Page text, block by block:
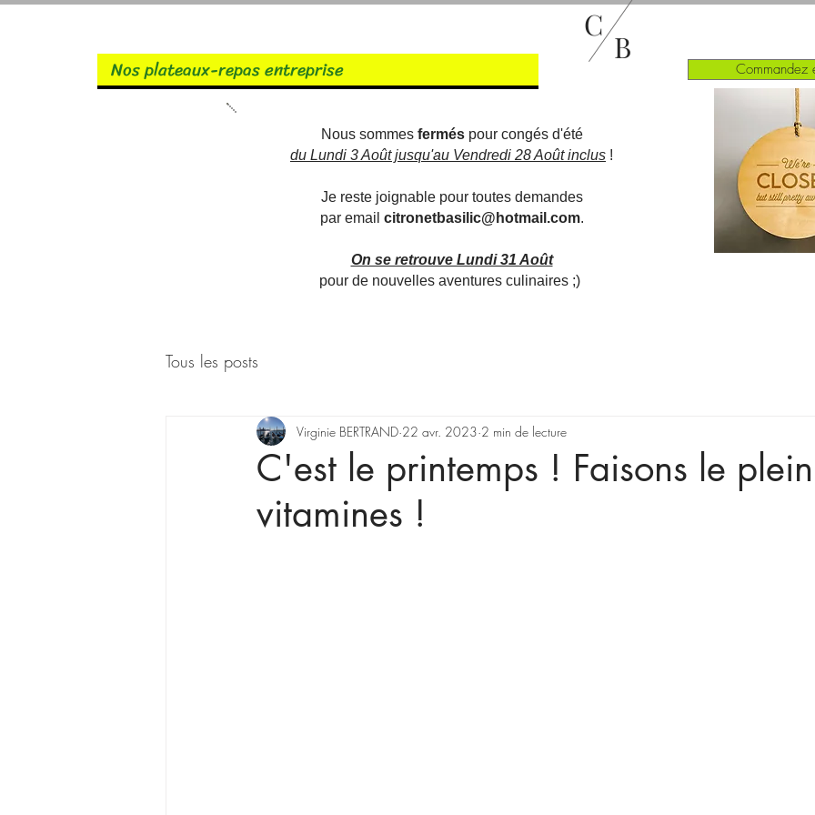
Nos plateaux-repas entreprise
C
B
Nous sommes ferméspour congés d'été
du Lundi 3 Août jusqu'au Vendredi 28 Août inclus !
Je reste joignable pour toutes demandes
par email citronetbasilic@hotmail.com.
On se retrouve Lundi 31 Août
pour de nouvelles aventures culinaires ;)
Commandez
Tous les posts
C'est le printemps ! Faisons le
vitamines !
Virginie BERTRAND 22 avr. 2023 2 min de lecture